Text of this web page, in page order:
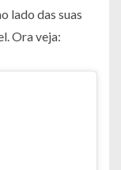
lado das suas
Ora veja: